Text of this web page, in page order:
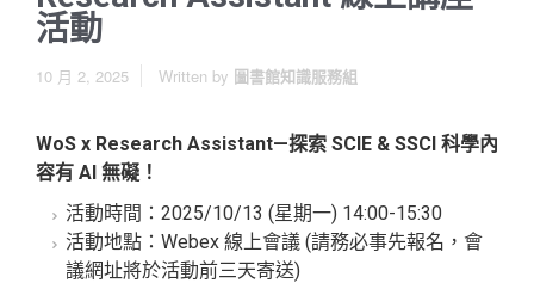
活動
10 月 2, 2025 Written by 圖書館知識服務組
WoS x Research Assistant—探索 SCIE & SSCI 科學內
容有 AI 無礙！
活動時間：2025/10/13 (星期一) 14:00-15:30
活動地點：Webex 線上會議 (請務必事先報名，會
議網址將於活動前三天寄送)